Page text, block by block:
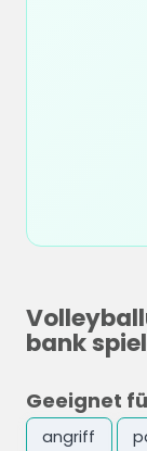
bank
Geeignet
angriff